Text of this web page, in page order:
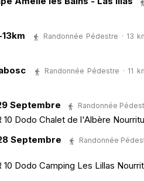
Randonnée Pédestre · 13
Randonnée Pédestre · 11
Septembre Randonnée
10 Dodo Chalet de l'Albère
Septembre
Randonnée
10 Dodo Camping Les Lillas